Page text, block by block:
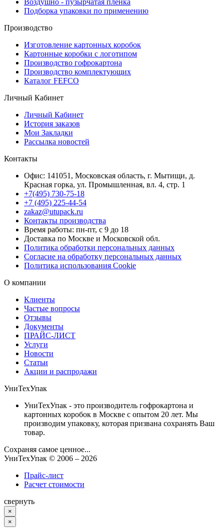
Воздушно - пузырчатая пленка
Подборка упаковки по применению
Производство
Изготовление картонных коробок
Картонные коробки с логотипом
Производство гофрокартона
Производство комплектующих
Каталог FEFCO
Личный Кабинет
Личный Кабинет
История заказов
Мои Закладки
Рассылка новостей
Контакты
Офис: 141051, Московская область, г. Мытищи, д.
Красная горка, ул. Промышленная, вл. 4, стр. 1
+7(495) 730-75-18
+7 (495) 225-44-54
zakaz@utupack.ru
Контакты производства
Время работы: пн-пт, с 9 до 18
Доставка по Москве и Московской обл.
Политика обработки персональных данных
Согласие на обработку персональных данных
Политика использования Cookie
О компании
Клиенты
Частые вопросы
Отзывы
Документы
ПРАЙС-ЛИСТ
Услуги
Новости
Статьи
Акции и распродажи
УниТехУпак
УниТехУпак - это производитель гофрокартона и
картонных коробок в Москве с опытом 20 лет. Мы
производим упаковку, которая призвана сохранять Ваш
товар.
Сохраняя самое ценное...
УниТехУпак © 2006 – 2026
Прайс-лист
Расчет стоимости
свернуть
×
×